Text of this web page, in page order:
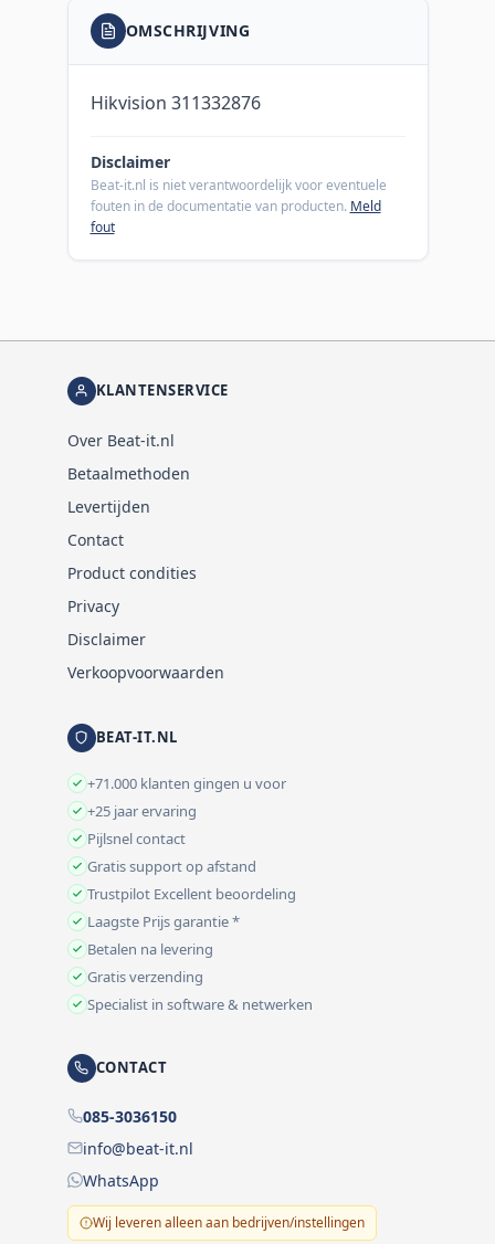
OMSCHRIJVING
Hikvision 311332876
Disclaimer
Beat-it.nl is niet verantwoordelijk voor eventuele
fouten in de documentatie van producten. Meld
fout
KLANTENSERVICE
Over Beat-it.nl
Betaalmethoden
Levertijden
Contact
Product condities
Privacy
Disclaimer
Verkoopvoorwaarden
BEAT-IT.NL
+71.000 klanten gingen u voor
+25 jaar ervaring
Pijlsnel contact
Gratis support op afstand
Trustpilot Excellent beoordeling
Laagste Prijs garantie *
Betalen na levering
Gratis verzending
Specialist in software & netwerken
CONTACT
085-3036150
info@beat-it.nl
WhatsApp
Wij leveren alleen aan bedrijven/instellingen